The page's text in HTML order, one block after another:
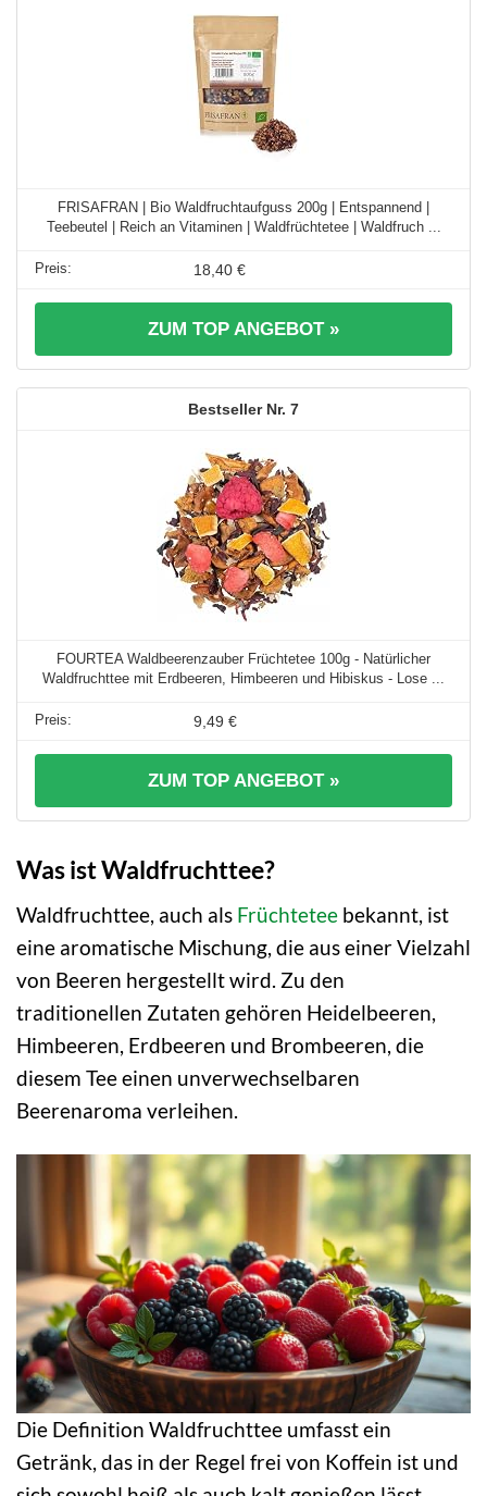
FRISAFRAN | Bio Waldfruchtaufguss 200g | Entspannend |
Teebeutel | Reich an Vitaminen | Waldfrüchtetee | Waldfruch ...
18,40 €
ZUM TOP ANGEBOT »
7
FOURTEA Waldbeerenzauber Früchtetee 100g - Natürlicher
Waldfruchttee mit Erdbeeren, Himbeeren und Hibiskus - Lose ...
9,49 €
ZUM TOP ANGEBOT »
Was ist Waldfruchttee?
Waldfruchttee, auch als Früchtetee bekannt, ist
eine aromatische Mischung, die aus einer Vielzahl
von Beeren hergestellt wird. Zu den
traditionellen Zutaten gehören Heidelbeeren,
Himbeeren, Erdbeeren und Brombeeren, die
diesem Tee einen unverwechselbaren
Beerenaroma verleihen.
Die Definition Waldfruchttee umfasst ein
Getränk, das in der Regel frei von Koffein ist und